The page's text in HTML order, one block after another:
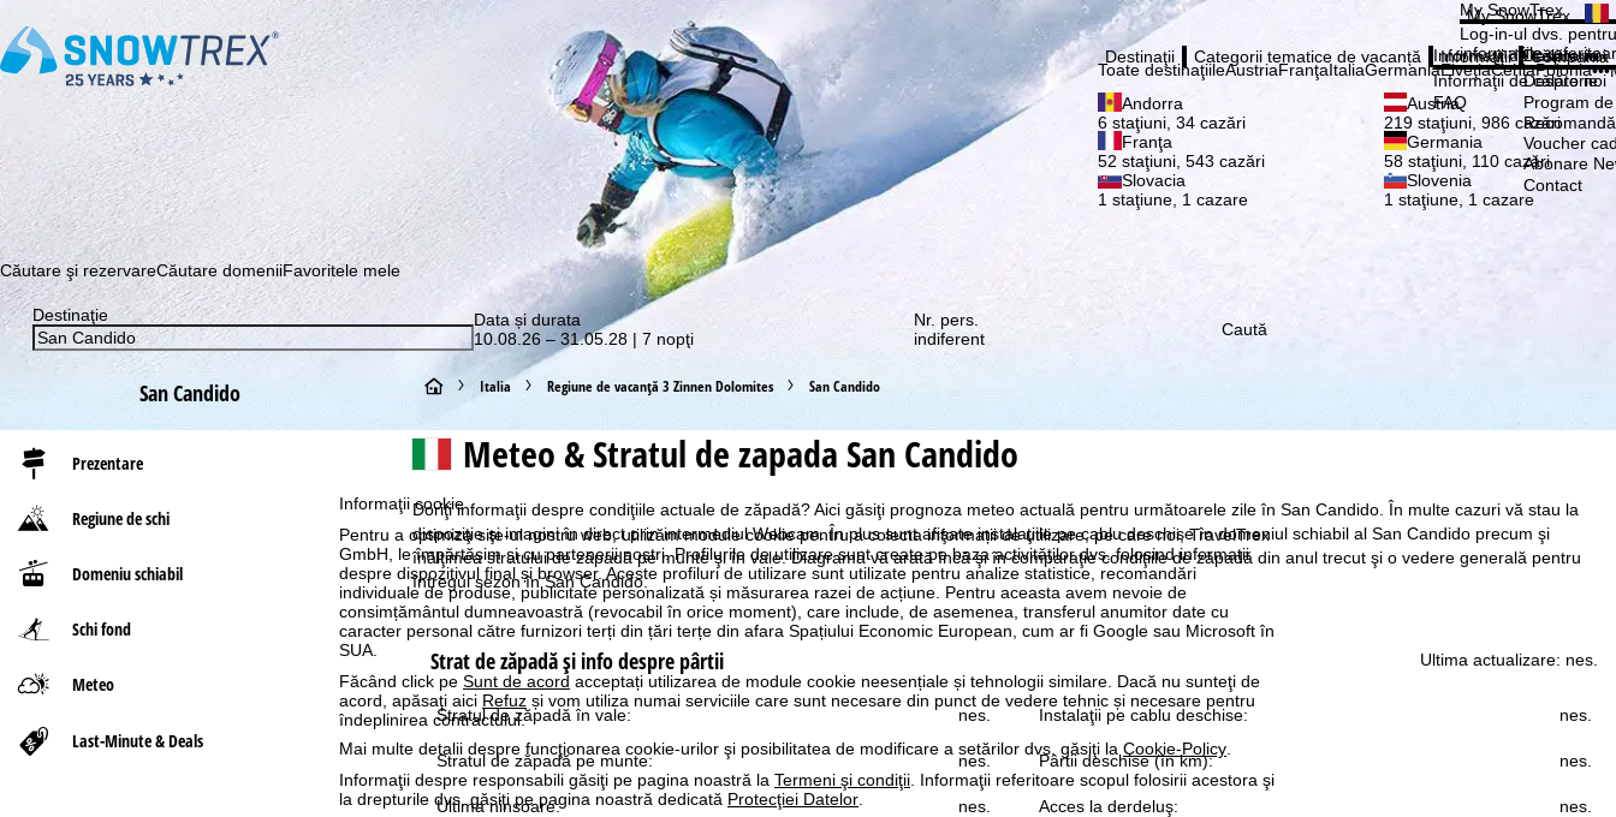
Informaţii cookie
Pentru a optimiza site-ul nostru web, utilizăm module cookie pentru a colecta informații de utilizare, pe care noi, TravelTrex
GmbH, le împărtășim și cu partenerii noștri. Profilurile de utilizare sunt create pe baza activităților dvs. folosind informații
despre dispozitivul final și browser. Aceste profiluri de utilizare sunt utilizate pentru analize statistice, recomandări
individuale de produse, publicitate personalizată și măsurarea razei de acțiune. Pentru aceasta avem nevoie de
consimțământul dumneavoastră (revocabil în orice moment), care include, de asemenea, transferul anumitor date cu
caracter personal către furnizori terți din țări terțe din afara Spațiului Economic European, cum ar fi Google sau Microsoft în
SUA.
Făcând click pe Sunt de acord acceptați utilizarea de module cookie neesențiale și tehnologii similare. Dacă nu sunteţi de
acord, apăsaţi aici Refuz și vom utiliza numai serviciile care sunt necesare din punct de vedere tehnic și necesare pentru
îndeplinirea contractului.
Mai multe detalii despre funcţionarea cookie-urilor şi posibilitatea de modificare a setărilor dvs. găsiţi la Cookie-Policy.
Informaţii despre responsabili găsiţi pe pagina noastră la Termeni şi condiţii. Informaţii referitoare scopul folosirii acestora şi
la drepturile dvs. găsiţi pe pagina noastră dedicată Protecţiei Datelor.
Abonaţi-vă la newsletter-ul nostru și aflați printre primii ce promoții vă așteaptă! Abonează
My SnowTrex
My SnowTrex
Log-in-ul dvs.
informaţiile
Vă
Destinaţii
Toate destinaţiileAustriaFranţaItaliaGermaniaElveţiaCehiaPolonia•••
Andorra
6 staţiuni, 34 cazări
Austria
219 staţiuni, 986 cazări
Franţa
52 staţiuni, 543 cazări
Germania
58 staţiuni, 110 cazări
Slovacia
1 staţiune, 1 cazare
Slovenia
1 staţiune, 1 cazare
Categorii tematice de vacanță Informaţii
Informaţii de călătorie
Informaţii de călătorie
FAQ
Compania
Despre noi
Despre noi
Program
Voucher
Abonare
Contact
Căutare şi rezervareCăutare domeniiFavoritele mele
Destinaţie
Data și durata
10.08.26 – 31.05.28 | 7 nopţi
Nr. pers.
indiferent
Caută
San Candido
Prezentare
Regiune de schi
Domeniu schiabil
Schi fond
Meteo
Last-Minute & Deals
A
c
s
ă
Italia Regiune de vacanță 3 Zinnen Dolomites San Candido
Meteo & Stratul de zapada San Candido
Doriţi informaţii despre condiţiile actuale de zăpadă? Aici găsiţi prognoza meteo actuală pentru următoarele zile în San Candido. În multe cazuri vă stau la
dispoziţie şi imagini în direct prin intermediul Webcam. În plus sunt afişate instalaţiile pe cablu deschise în domeniul schiabil al San Candido precum şi
înălţimea stratului de zăpadă pe munte şi în vale. Diagrama vă arată încă şi în comparaţie condiţiile de zăpadă din anul trecut şi o vedere generală pentru
întregul sezon în San Candido.
Strat de zăpadă şi info despre pârtii Ultima actualizare: nes.
Stratul de zăpadă în vale: nes. Instalaţii pe cablu deschise: nes.
Stratul de zăpadă pe munte: nes. Pârtii deschise (în km): nes.
Ultima ninsoare: nes. Acces la derdeluş: nes.